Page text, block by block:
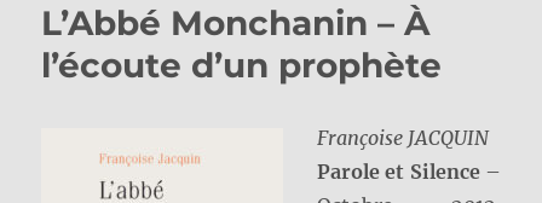
L’Abbé Monchanin – À
l’écoute d’un prophète
Françoise JACQUIN
Parole et Silence–